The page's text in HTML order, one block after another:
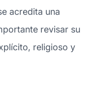
acredita una
revisar su
religioso y